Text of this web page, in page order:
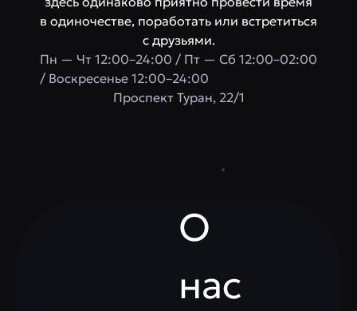
в одиночестве, поработать или встретиться
с друзьями.
Пн — Чт 12:00–24:00 / Пт — Сб 12:00–02:00
/ Воскресенье 12:00–24:00
​Проспект Туран, 22/1
О
нас